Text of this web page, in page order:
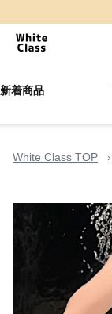
新着商品
White Class TOP ›